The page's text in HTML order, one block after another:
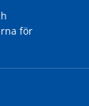
för